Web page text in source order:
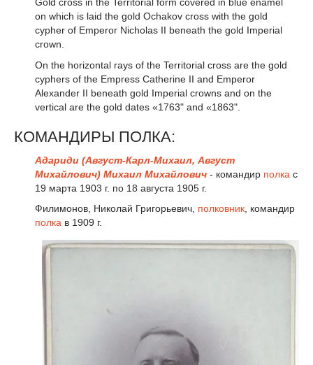
on which is laid the gold Ochakov cross with the gold
cypher of Emperor Nicholas II beneath the gold Imperial
crown.
On the horizontal rays of the Territorial cross are the gold
cyphers of the Empress Catherine II and Emperor
Alexander II beneath gold Imperial crowns and on the
vertical are the gold dates «1763" and «1863".
КОМАНДИРЫ ПОЛКА:
Адариди (Август-Карл-Михаил, Август
Михайлович) Михаил Михайлович - командир полка с
19 марта 1903 г. по 18 августа 1905 г.
Филимонов, Николай Григорьевич, полковник, командир
полка в 1909 г.